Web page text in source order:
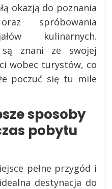
okazją do poznania
spróbowania
kulinarnych.
są znani ze swojej
wobec turystów, co
poczuć się tu mile
sposoby
pobytu
pełne przygód i
destynacja do